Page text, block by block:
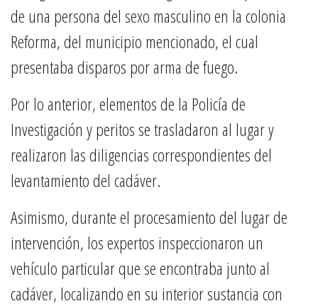
de una persona del sexo masculino en la colonia
Reforma, del municipio mencionado, el cual
presentaba disparos por arma de fuego.
Por lo anterior, elementos de la Policía de
Investigación y peritos se trasladaron al lugar y
realizaron las diligencias correspondientes del
levantamiento del cadáver.
Asimismo, durante el procesamiento del lugar de
intervención, los expertos inspeccionaron un
vehículo particular que se encontraba junto al
cadáver, localizando en su interior sustancia con